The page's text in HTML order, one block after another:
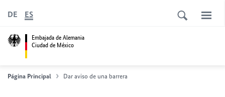
Embajada de Alemania
Ciudad de México
DE ES
Página Principal Dar aviso de una barrera